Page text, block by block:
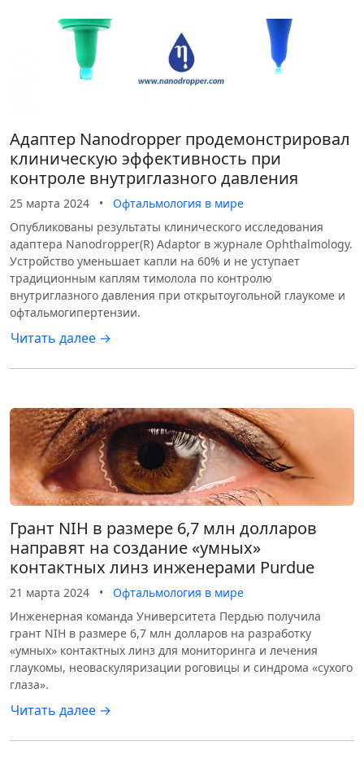
Адаптер Nanodropper продемонстрировал
клиническую эффективность при
контроле внутриглазного давления
25 марта 2024 •
Офтальмология в мире
Опубликованы результаты клинического исследования
адаптера Nanodropper(R) Adaptor в журнале Ophthalmology.
Устройство уменьшает капли на 60% и не уступает
традиционным каплям тимолола по контролю
внутриглазного давления при открытоугольной глаукоме и
офтальмогипертензии.
Читать далее →
Грант NIH в размере 6,7 млн долларов
направят на создание «умных»
контактных линз инженерами Purdue
21 марта 2024 •
Офтальмология в мире
Инженерная команда Университета Пердью получила
грант NIH в размере 6,7 млн долларов на разработку
«умных» контактных линз для мониторинга и лечения
глаукомы, неоваскуляризации роговицы и синдрома «сухого
глаза».
Читать далее →